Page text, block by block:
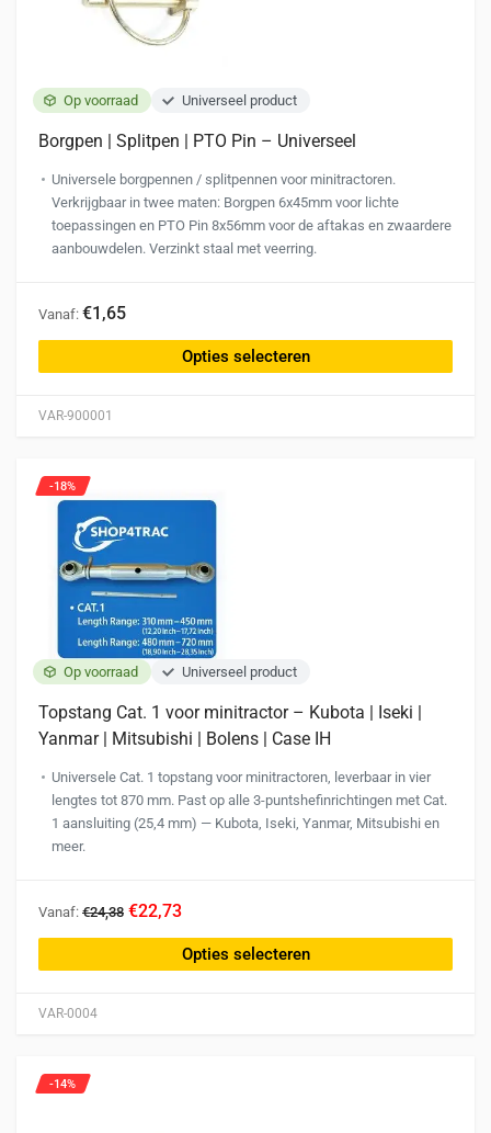
Op voorraad Universeel product
VAR-900001
Borgpen | Splitpen | PTO Pin – Universeel
Universele borgpennen / splitpennen voor minitractoren.
Verkrijgbaar in twee maten: Borgpen 6x45mm voor lichte
toepassingen en PTO Pin 8x56mm voor de aftakas en zwaardere
aanbouwdelen. Verzinkt staal met veerring.
Vanaf: €1,65
Opties selecteren
product
heeft
meerdere
Deze
kan
gekozen
worden
productpagina
Op voorraad Universeel product
VAR-0004
-18%
Topstang Cat. 1 voor minitractor – Kubota | Iseki |
Yanmar | Mitsubishi | Bolens | Case IH
Universele Cat. 1 topstang voor minitractoren, leverbaar in vier
lengtes tot 870 mm. Past op alle 3-puntshefinrichtingen met Cat.
1 aansluiting (25,4 mm) — Kubota, Iseki, Yanmar, Mitsubishi en
meer.
Vanaf: €24,38 €22,73
Opties selecteren
product
heeft
meerdere
Deze
kan
-14%